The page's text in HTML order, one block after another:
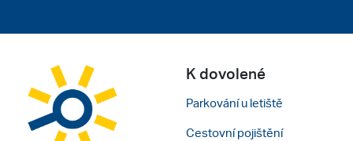
K dovolené
Parkování u letiště
Cestovní pojištění